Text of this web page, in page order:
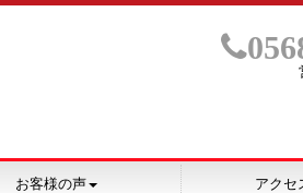
お客様の声 アクセ